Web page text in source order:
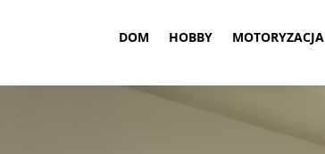
DOM HOBBY MOTORYZACJA